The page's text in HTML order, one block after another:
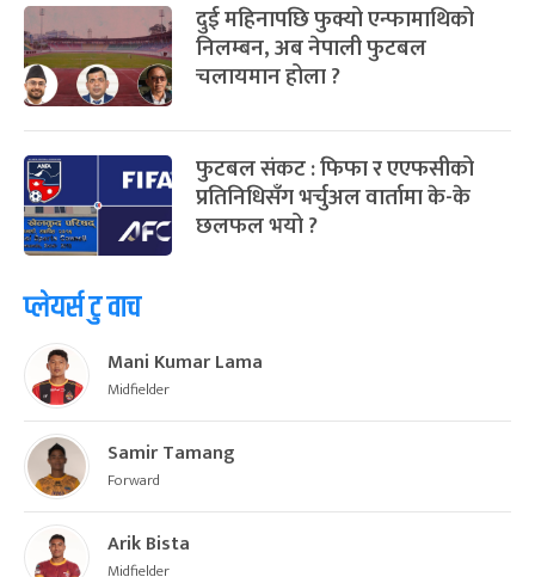
दुई महिनापछि फुक्यो एन्फामाथिको
निलम्बन, अब नेपाली फुटबल
चलायमान होला ?
फुटबल संकट : फिफा र एएफसीको
प्रतिनिधिसँग भर्चुअल वार्तामा के-के
छलफल भयो ?
प्लेयर्स टु वाच
Mani Kumar Lama
Midfielder
Samir Tamang
Forward
Arik Bista
Midfielder